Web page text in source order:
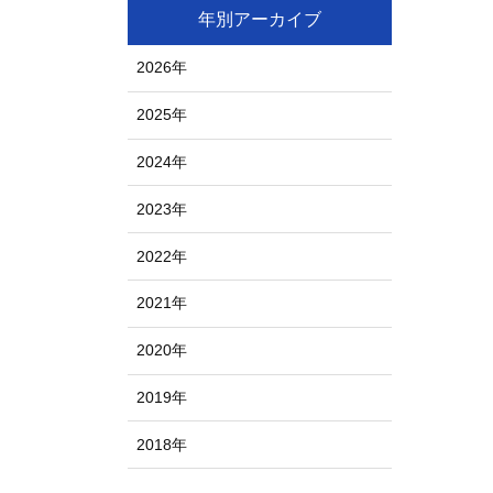
年別アーカイブ
2026年
2025年
2024年
2023年
2022年
2021年
2020年
2019年
2018年